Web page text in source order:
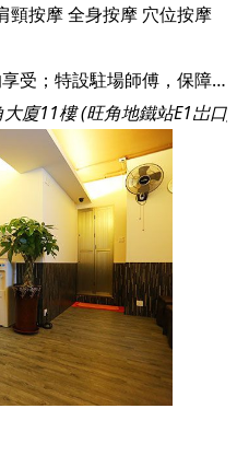
頸按摩全身按摩 穴位按摩
環境寬敞舒適，給你休閒寫意的享受；特設駐場師傅，保障服務質素。
廈11樓 (旺角地鐵站E1岀口)